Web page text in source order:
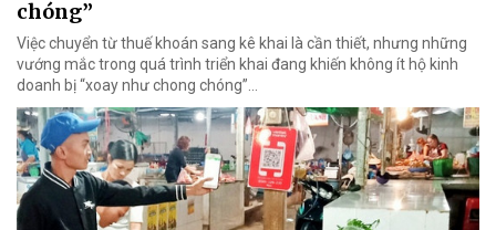
chóng”
Việc chuyển từ thuế khoán sang kê khai là cần thiết, nhưng những
vướng mắc trong quá trình triển khai đang khiến không ít hộ kinh
doanh bị “xoay như chong chóng”…